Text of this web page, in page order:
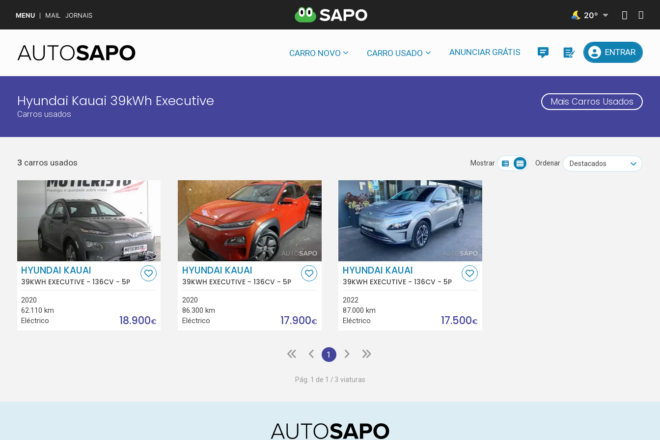
MENU MAIL JORNAIS 20º
CARRO NOVO CARRO USADO ANUNCIAR GRÁTIS ENTRAR
Hyundai Kauai 39kWh Executive
Carros usados
Mais Carros Usados
3 carros usados Mostrar Ordenar Destacados
HYUNDAI KAUAI
39KWH EXECUTIVE - 136CV - 5P
2020
62.110 km
Eléctrico
18.900€
HYUNDAI KAUAI
39KWH EXECUTIVE - 136CV - 5P
2020
86.300 km
Eléctrico
17.900€
HYUNDAI KAUAI
39KWH EXECUTIVE - 136CV - 5P
2022
87.000 km
Eléctrico
17.500€
1
Pág. 1 de 1 / 3 viaturas